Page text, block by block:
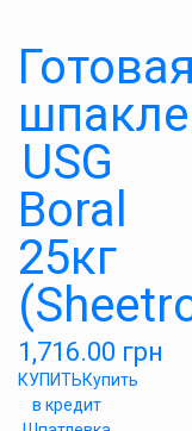
Готовая
USG
Boral
25кг
1,716.00 грн
КУПИТЬКупить
в кредит